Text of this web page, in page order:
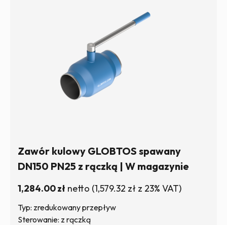
Zawór kulowy GLOBTOS spawany
DN150 PN25 z rączką | W magazynie
1,284.00zł netto (1,579.32 zł z 23% VAT)
Typ: zredukowany przepływ
Sterowanie: z rączką